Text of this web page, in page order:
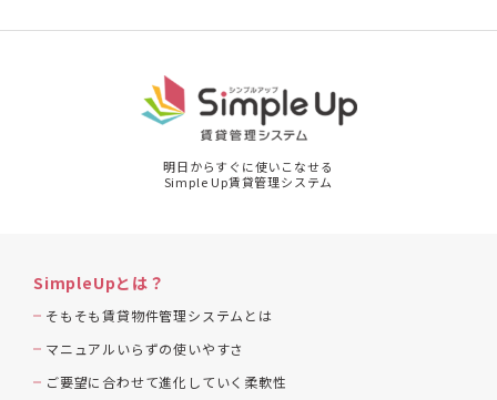
明日からすぐに使いこなせる
Simple Up賃貸管理システム
SimpleUpとは？
そもそも賃貸物件管理システムとは
マニュアルいらずの使いやすさ
ご要望に合わせて進化していく柔軟性